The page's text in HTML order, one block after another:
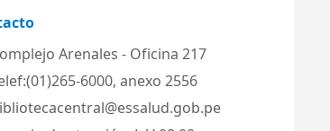
Arenales - Oficina 217
6000, anexo 2556